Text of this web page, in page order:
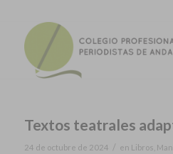
Textos teatrales
24 de octubre de 2024 / en Libros